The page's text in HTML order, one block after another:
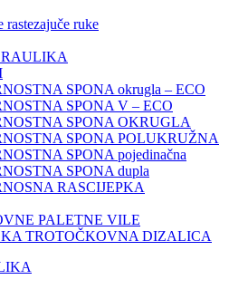
rastezajuče ruke
SPONA okrugla – ECO
SPONA V – ECO
SPONA OKRUGLA
SPONA POLUKRUŽNA
SPONA pojedinačna
SPONA dupla
RASCIJEPKA
PALETNE VILE
TROTOČKOVNA DIZALICA